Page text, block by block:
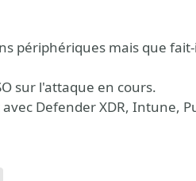
périphériques mais que
sur l'attaque en cours.
Defender XDR, Intune,